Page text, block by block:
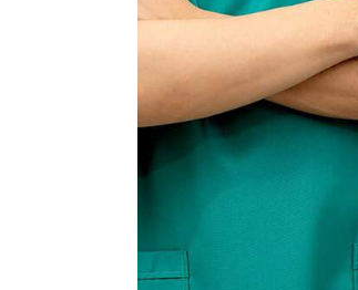
היכנסו לצפייה בהישג של הצוותים
הרפואיים שלנו